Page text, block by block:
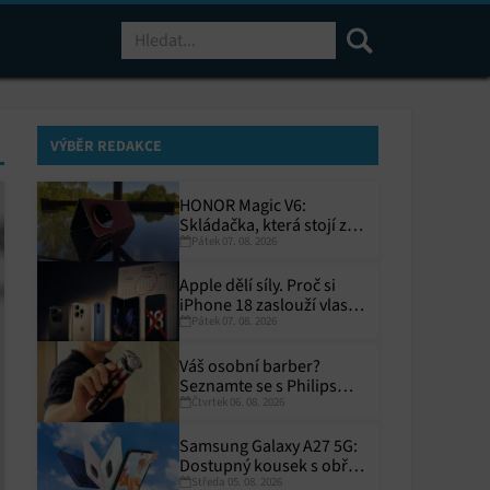
VÝBĚR REDAKCE
HONOR Magic V6:
Skládačka, která stojí za
toPátek 07. 08. 2026
Apple dělí síly. Proč si
iPhone 18 zaslouží vlastní
termín?
Pátek 07. 08. 2026
Váš osobní barber?
Seznamte se s Philips
i9000 Prestige Ultra
Čtvrtek 06. 08. 2026
Samsung Galaxy A27 5G:
Dostupný kousek s obřím
displejem
Středa 05. 08. 2026